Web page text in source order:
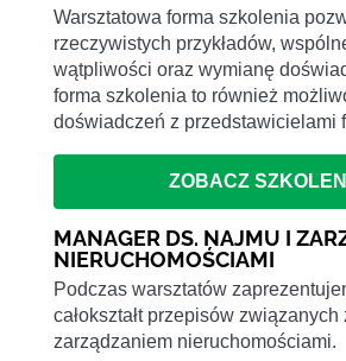
Warsztatowa forma szkolenia
rzeczywistych przykładów,
wątpliwości oraz wymianę
forma szkolenia to również
doświadczeń z przedstawicielami
ZOBACZ
MANAGER DS. NAJMU I
NIERUCHOMOŚCIAMI
Podczas warsztatów
całokształt przepisów związanych
zarządzaniem nieruchomościami.